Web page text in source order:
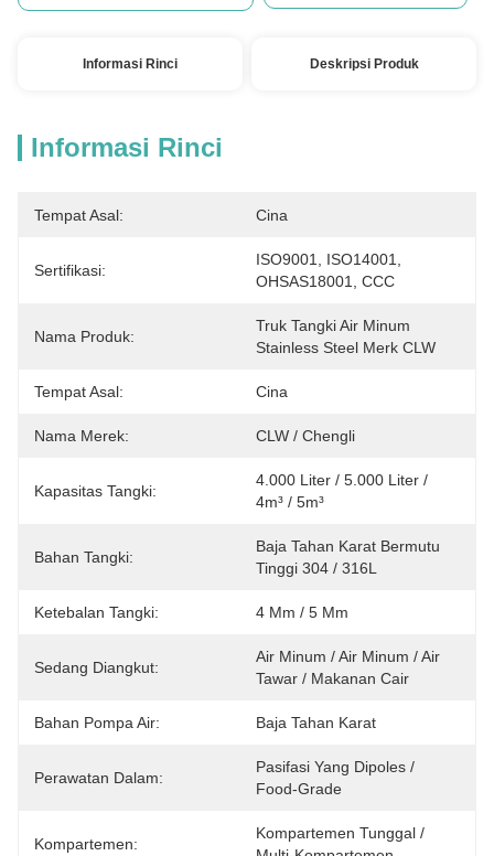
Informasi Rinci Deskripsi Produk
Informasi Rinci
Tempat Asal: Cina
Sertifikasi:
ISO9001, ISO14001,
OHSAS18001, CCC
Nama Produk:
Truk Tangki Air Minum
Stainless Steel Merk CLW
Tempat Asal: Cina
Nama Merek: CLW / Chengli
Kapasitas Tangki:
4.000 Liter / 5.000 Liter /
4m³ / 5m³
Bahan Tangki:
Baja Tahan Karat Bermutu
Tinggi 304 / 316L
Ketebalan Tangki: 4 Mm / 5 Mm
Sedang Diangkut:
Air Minum / Air Minum / Air
Tawar / Makanan Cair
Bahan Pompa Air: Baja Tahan Karat
Perawatan Dalam:
Pasifasi Yang Dipoles /
Food-Grade
Kompartemen:
Kompartemen Tunggal /